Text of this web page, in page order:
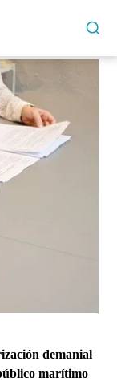
demanial
marítimo